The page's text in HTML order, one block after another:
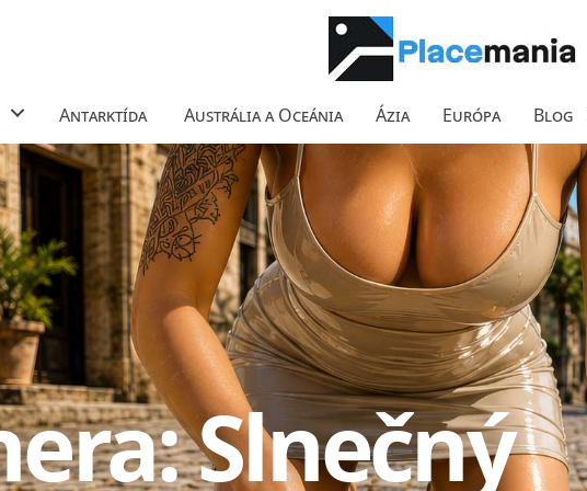
Antarktída Austrália a Oceánia Ázia Európa Blog
Slnečný